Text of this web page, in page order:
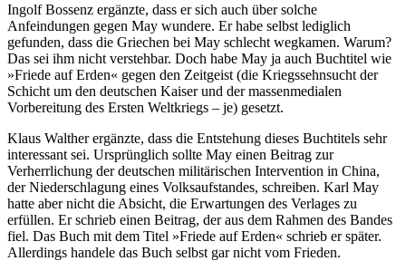
Ingolf Bossenz ergänzte, dass er sich auch über solche
Anfeindungen gegen May wundere. Er habe selbst lediglich
gefunden, dass die Griechen bei May schlecht wegkamen. Warum?
Das sei ihm nicht verstehbar. Doch habe May ja auch Buchtitel wie
»Friede auf Erden« gegen den Zeitgeist (die Kriegssehnsucht der
Schicht um den deutschen Kaiser und der massenmedialen
Vorbereitung des Ersten Weltkriegs – je) gesetzt.
Klaus Walther ergänzte, dass die Entstehung dieses Buchtitels sehr
interessant sei. Ursprünglich sollte May einen Beitrag zur
Verherrlichung der deutschen militärischen Intervention in China,
der Niederschlagung eines Volksaufstandes, schreiben. Karl May
hatte aber nicht die Absicht, die Erwartungen des Verlages zu
erfüllen. Er schrieb einen Beitrag, der aus dem Rahmen des Bandes
fiel. Das Buch mit dem Titel »Friede auf Erden« schrieb er später.
Allerdings handele das Buch selbst gar nicht vom Frieden.